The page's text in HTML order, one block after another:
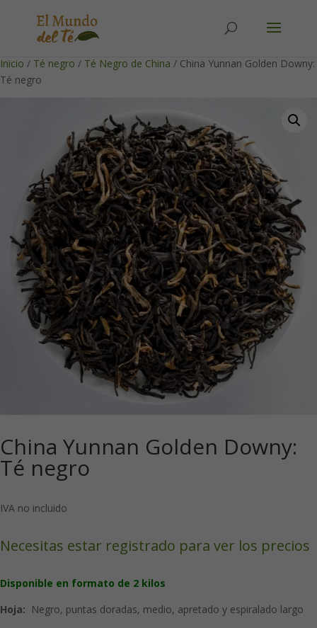
Inicio / Té negro / Té Negro de China / China Yunnan Golden Downy:
Té negro
China Yunnan Golden Downy:
Té negro
IVA no incluido
Necesitas estar registrado para ver los precios
Disponible en formato de 2 kilos
Hoja: Negro, puntas doradas, medio, apretado y espiralado largo